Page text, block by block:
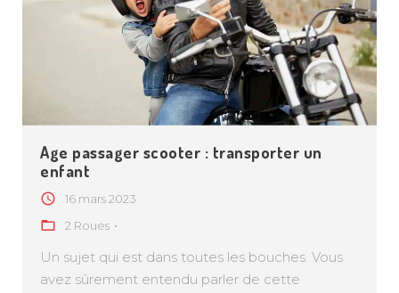
Age passager scooter : transporter un
enfant
16 mars 2023
2 Roues
Un sujet qui est dans toutes les bouches. Vous
avez sûrement entendu parler de cette